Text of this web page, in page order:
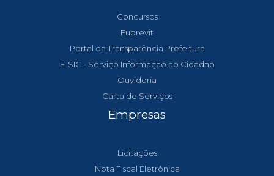
Concursos
Fuprevit
Portal da Transparência Prefeitura
E-SIC - Serviço Informação ao Cidadão
Ouvidoria
Carta de Serviços
Empresas
Licitações
Nota Fiscal Eletrônica